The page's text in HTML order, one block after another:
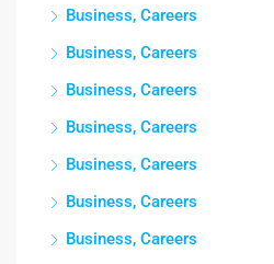
Business, Careers
Business, Careers
Business, Careers
Business, Careers
Business, Careers
Business, Careers
Business, Careers